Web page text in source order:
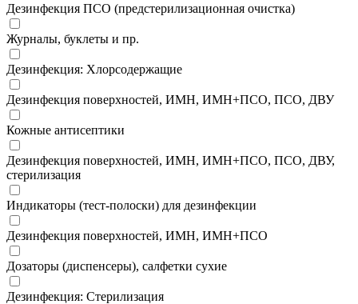
Дезинфекция ПСО (предстерилизационная очистка)
Журналы, буклеты и пр.
Дезинфекция: Хлорсодержащие
Дезинфекция поверхностей, ИМН, ИМН+ПСО, ПСО, ДВУ
Кожные антисептики
Дезинфекция поверхностей, ИМН, ИМН+ПСО, ПСО, ДВУ,
стерилизация
Индикаторы (тест-полоски) для дезинфекции
Дезинфекция поверхностей, ИМН, ИМН+ПСО
Дозаторы (диспенсеры), салфетки сухие
Дезинфекция: Стерилизация